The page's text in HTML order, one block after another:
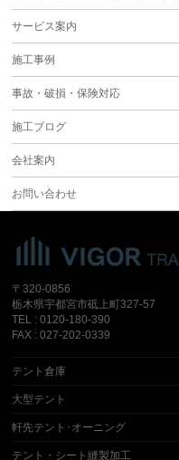
サービス案内
施工事例
事故・破損・保険対応
施工ブログ
会社案内
お問い合わせ
〒320-0856
栃木県宇都宮市砥上町327-57
TEL : 0120-180-390
FAX : 027-202-0339
テント倉庫
大型テント
軒先テント･オーニング
テント・シート縫製加工